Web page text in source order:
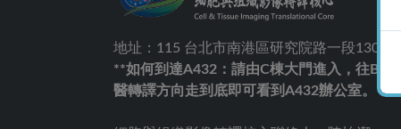
地址：115 台北市南港區研究院路一段130巷
**如何到達A432：請由C棟大門進入，往B棟
醫轉譯方向走到底即可看到A432辦公室。**